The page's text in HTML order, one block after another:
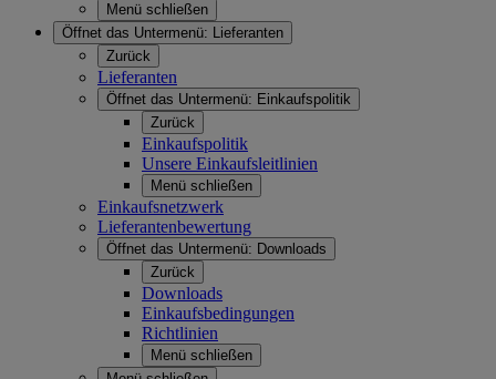
Menü schließen
Öffnet das Untermenü: Lieferanten
Zurück
Lieferanten
Öffnet das Untermenü: Einkaufspolitik
Zurück
Einkaufspolitik
Unsere Einkaufsleitlinien
Menü schließen
Einkaufsnetzwerk
Lieferantenbewertung
Öffnet das Untermenü: Downloads
Zurück
Downloads
Einkaufsbedingungen
Richtlinien
Menü schließen